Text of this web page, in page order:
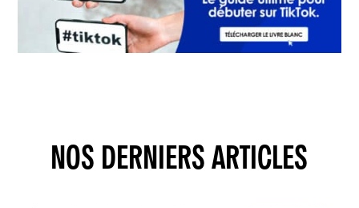
NOS DERNIERS ARTICLES